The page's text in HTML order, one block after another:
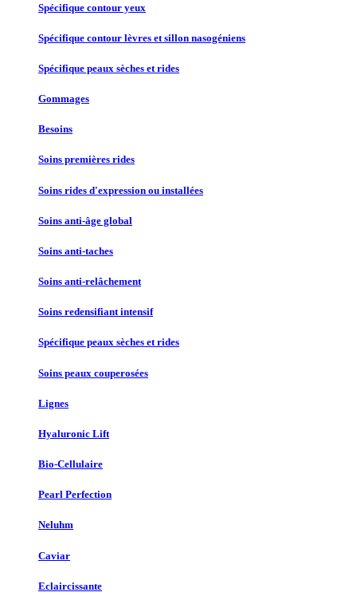
Spécifique contour yeux
Spécifique contour lèvres et sillon nasogéniens
Spécifique peaux sèches et rides
Gommages
Besoins
Soins premières rides
Soins rides d'expression ou installées
Soins anti-âge global
Soins anti-taches
Soins anti-relâchement
Soins redensifiant intensif
Spécifique peaux sèches et rides
Soins peaux couperosées
Lignes
Hyaluronic Lift
Bio-Cellulaire
Pearl Perfection
Neluhm
Caviar
Eclaircissante